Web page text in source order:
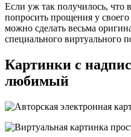
Если уж так получилось, что
попросить прощения у
можно сделать весьма
специального виртуального
Картинки с
любимый